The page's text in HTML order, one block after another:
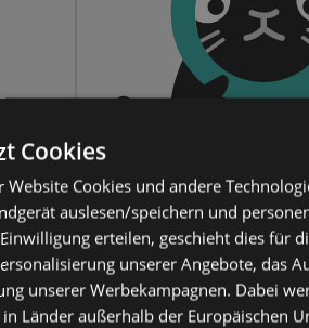
Cookies
Cookies und andere
auslesen/speichern und
erteilen, geschieht dies für
unserer Angebote, das
unserer Werbekampagnen. Dabei
Länder außerhalb der Europäischen